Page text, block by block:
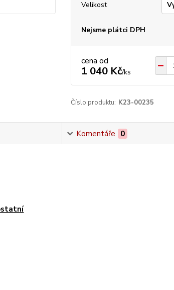
Velikost
Nejsme plátci DPH
cena od
1 040 Kč/ks
Číslo produktu: K23-00235
Komentáře 0